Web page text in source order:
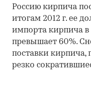
Россию кирпича
итогам 2012 г. ее
импорта кирпича
превышает 60%.
поставки кирпича,
резко